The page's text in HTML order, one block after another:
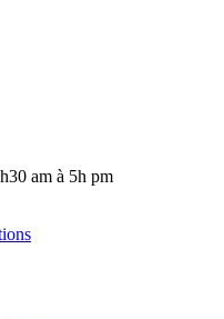
am à 5h pm